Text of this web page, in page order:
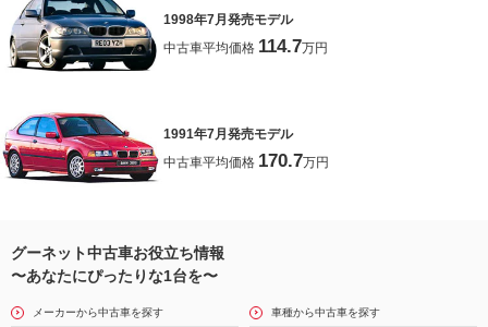
1998年7月発売モデル
中古車平均価格 114.7万円
1991年7月発売モデル
中古車平均価格 170.7万円
グーネット中古車お役立ち情報
〜あなたにぴったりな1台を〜
メーカーから中古車を探す 車種から中古車を探す